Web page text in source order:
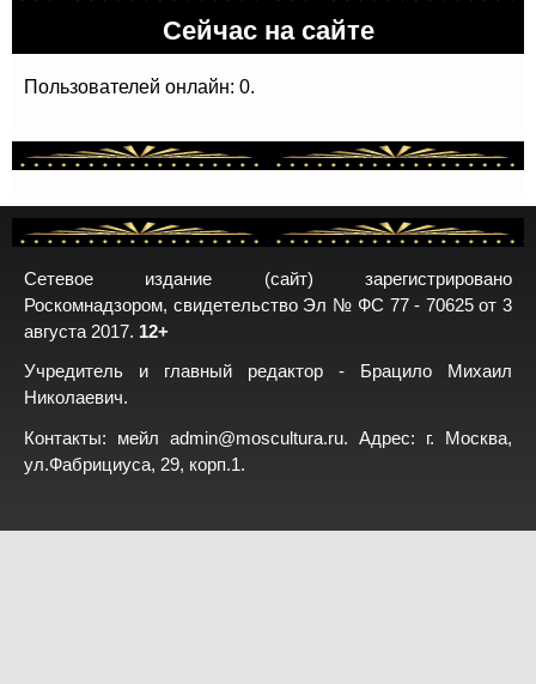
Сейчас на сайте
Пользователей онлайн: 0.
Сетевое издание (сайт) зарегистрировано
Роскомнадзором, свидетельство Эл № ФС 77 - 70625 от 3
августа 2017. 12+
Учредитель и главный редактор - Брацило Михаил
Николаевич.
Контакты: мейл admin@moscultura.ru. Адрес: г. Москва,
ул.Фабрициуса, 29, корп.1.